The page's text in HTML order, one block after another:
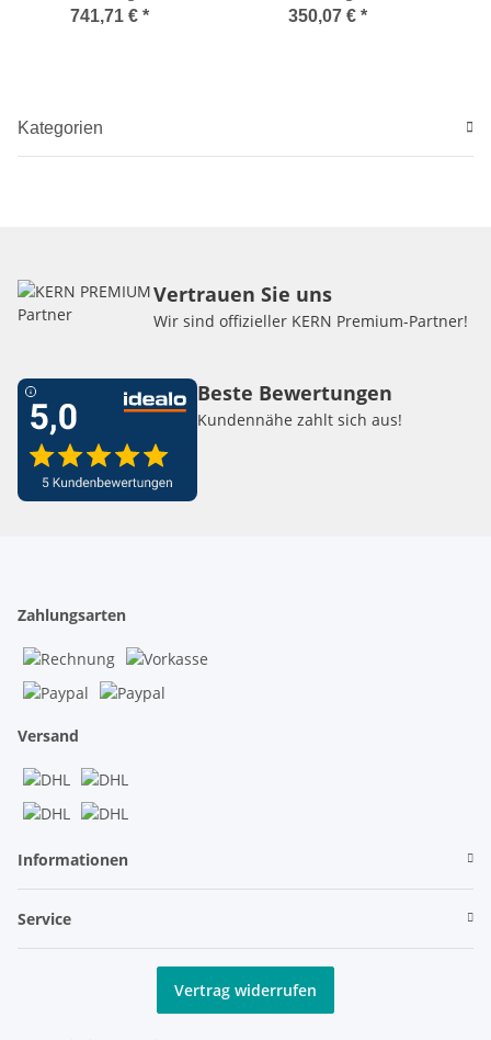
IOC 100K-3L
741,71 € *
EOC 100K-3
350,07 € *
Kategorien
Vertrauen Sie uns
Wir sind offizieller KERN Premium-Partner!
Beste Bewertungen
Kundennähe zahlt sich aus!
Zahlungsarten
Versand
Informationen
Service
Vertrag widerrufen